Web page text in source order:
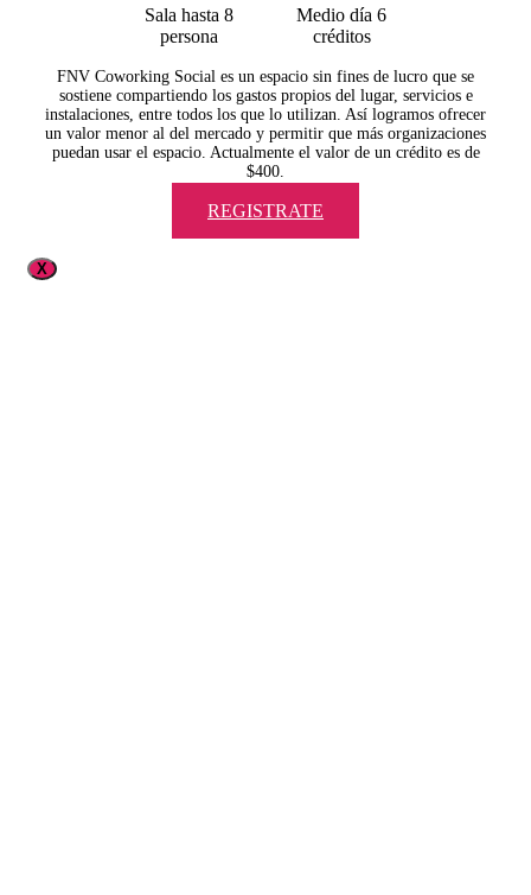
Sala hasta 8
persona
Medio día 6
créditos
FNV Coworking Social es un espacio sin fines de lucro que se
sostiene compartiendo los gastos propios del lugar, servicios e
instalaciones, entre todos los que lo utilizan. Así logramos ofrecer
un valor menor al del mercado y permitir que más organizaciones
puedan usar el espacio. Actualmente el valor de un crédito es de
$400.
REGISTRATE
X